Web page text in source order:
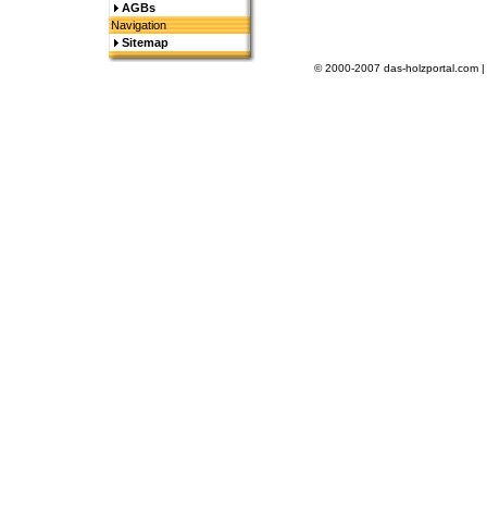
AGBs
Navigation
Sitemap
© 2000-2007 das-holzportal.com |